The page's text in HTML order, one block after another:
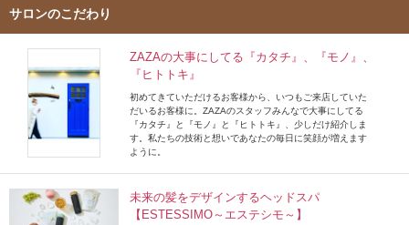
サロンのこだわり
ZAZAの大事にしてる『カタチ』、『モノ』、
『ヒトトキ』
初めてきていただけるお客様から、いつもご来店していた
だいるお客様に。ZAZAのスタッフみんなで大事にしてる
『カタチ』と『モノ』と『ヒトトキ』、少しだけ紹介しま
す。私たちの技術と想いであなたの毎日に笑顔が増えます
ように。
未来の髪をデザインするヘッドスパ
【ESTESSIMO～エステシモ～】